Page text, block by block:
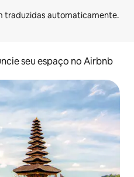
seu espaço no Airbnb